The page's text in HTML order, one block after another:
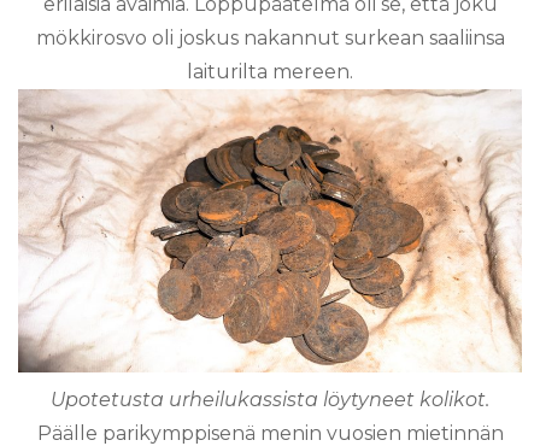
mökkirosvo oli joskus nakannut surkean saaliinsa
laiturilta mereen.
Upotetusta urheilukassista löytyneet kolikot.
Päälle parikymppisenä menin vuosien mietinnän